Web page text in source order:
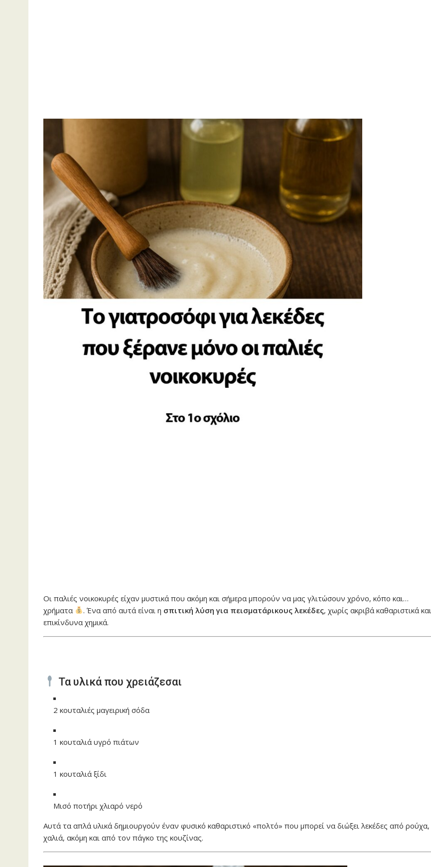
Οι παλιές νοικοκυρές είχαν μυστικά που ακόμη και σήμερα μπορούν να μας γλιτώσουν χρόνο, κόπο και…
χρήματα
. Ένα από αυτά είναι η σπιτική λύση για πεισματάρικους λεκέδες, χωρίς ακριβά καθαριστικά και
επικίνδυνα χημικά.
Τα υλικά που χρειάζεσαι
2 κουταλιές μαγειρική σόδα
1 κουταλιά υγρό πιάτων
1 κουταλιά ξίδι
Μισό ποτήρι χλιαρό νερό
Αυτά τα απλά υλικά δημιουργούν έναν φυσικό καθαριστικό «πολτό» που μπορεί να διώξει λεκέδες από ρούχα,
χαλιά, ακόμη και από τον πάγκο της κουζίνας.